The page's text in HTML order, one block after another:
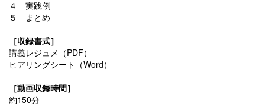
４ 実践例
５ まとめ
［収録書式］
講義レジュメ（PDF）
ヒアリングシート（Word）
［動画収録時間］
約150分